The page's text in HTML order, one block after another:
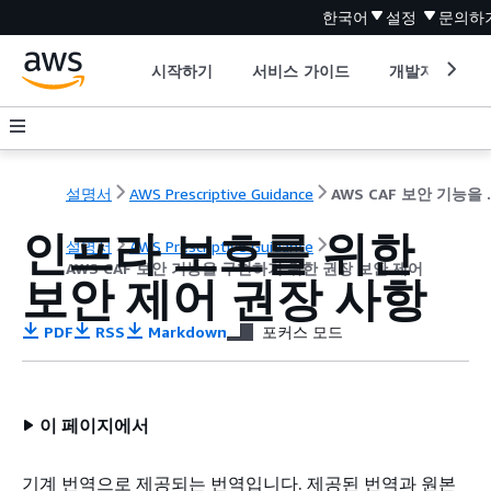
한국어 설정 문의하
시작하기 서비스 가이드 개발자 도구
설명서 AWS Prescriptive Guidance AWS
설명서
AWS Prescriptive Guidance
AWS CAF 보안 기능을 구현하기 위한 권장 보안 제어
인프라 보호를 위한
보안 제어 권장 사항
PDF RSS Markdown 포커스 모드
이 페이지에서
기계 번역으로 제공되는 번역입니다. 제공된 번역과 원본